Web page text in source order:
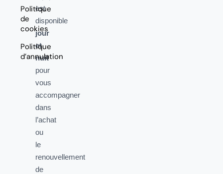
Politique
de
cookies
Politique
d’annulation
est
disponible
jour
et
nuit
pour
vous
accompagner
dans
l’achat
ou
le
renouvellement
de